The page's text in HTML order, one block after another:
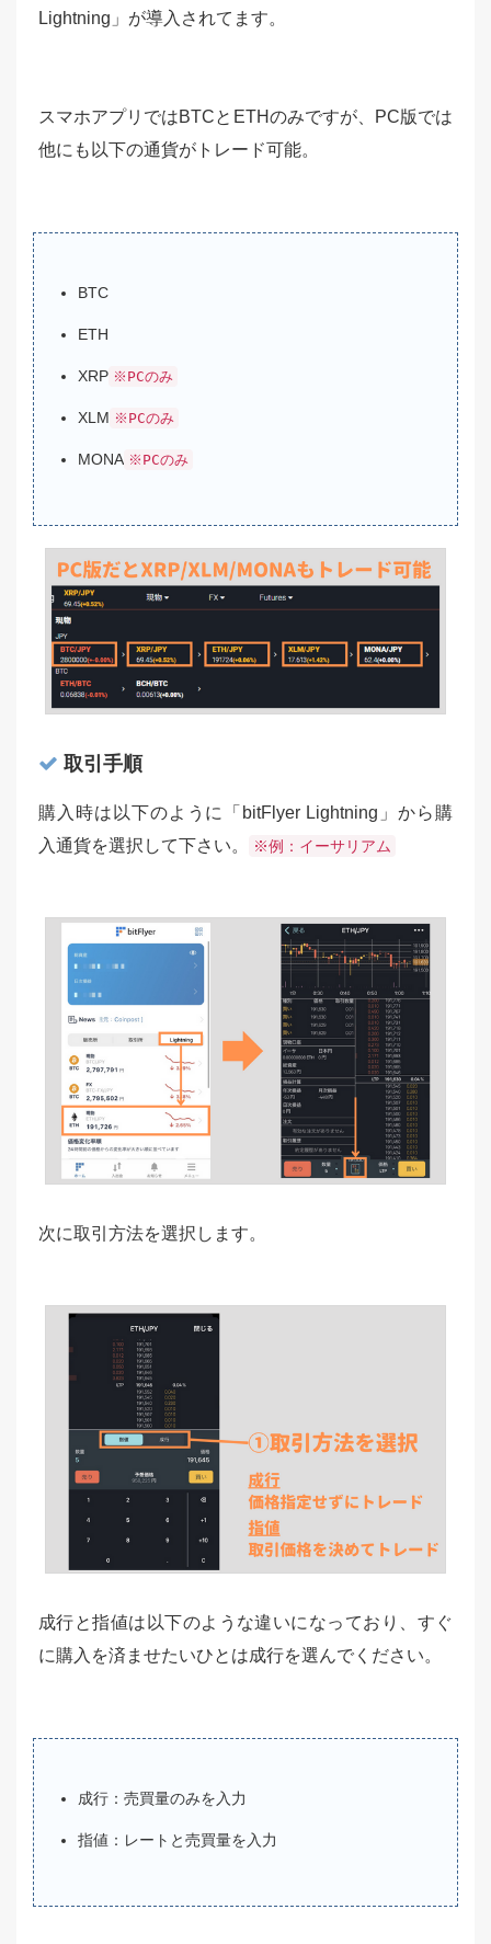
Lightning」が導入されてます。
スマホアプリではBTCとETHのみですが、PC版では
他にも以下の通貨がトレード可能。
BTC
ETH
XRP ※PCのみ
XLM ※PCのみ
MONA ※PCのみ
取引手順
購入時は以下のように「bitFlyer Lightning」から購
入通貨を選択して下さい。
※例：イーサリアム
次に取引方法を選択します。
成行と指値は以下のような違いになっており、すぐ
に購入を済ませたいひとは成行を選んでください。
成行：売買量のみを入力
指値：レートと売買量を入力